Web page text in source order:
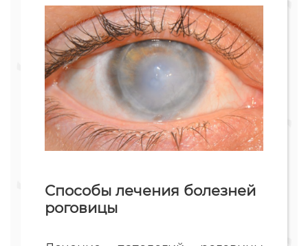
Способы лечения болезней
роговицы